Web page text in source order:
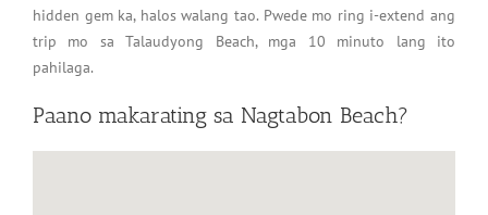
hidden gem ka, halos walang tao. Pwede mo ring i-extend ang
trip mo sa Talaudyong Beach, mga 10 minuto lang ito
pahilaga.
Paano makarating sa Nagtabon Beach?